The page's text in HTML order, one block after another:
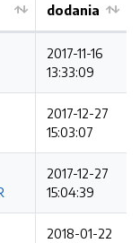
dodania
2017-11-16
13:33:09
2017-12-27
15:03:07
2017-12-27
15:04:39
2018-01-22